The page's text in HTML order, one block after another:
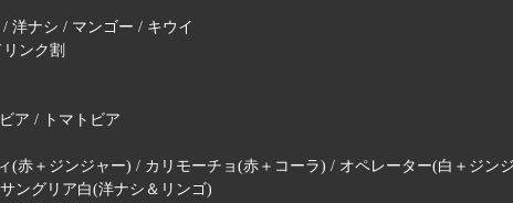
洋ナシ / マンゴー / キウイ
ンク割
ア / トマトビア
赤＋ジンジャー) / カリモーチョ(赤＋コーラ) / オペレーター(白＋ジン
ングリア白(洋ナシ＆リンゴ)